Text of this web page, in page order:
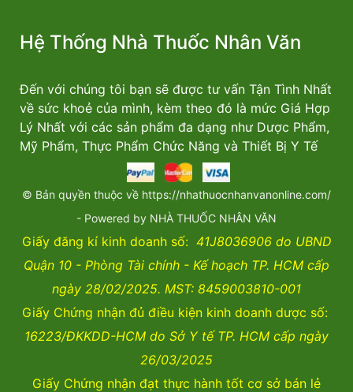
Hệ Thống Nhà Thuốc Nhân Văn
Đến với chúng tôi bạn sẽ được tư vấn Tận Tình Nhất
về sức khoẻ của mình, kèm theo đó là mức Giá Hợp
Lý Nhất với các sản phẩm đa dạng như Dược Phẩm,
Mỹ Phẩm, Thực Phẩm Chức Năng và Thiết Bị Y Tế
© Bản quyền thuộc về https://nhathuocnhanvanonline.com/
- Powered by NHÀ THUỐC NHÂN VĂN
Giấy đăng kí kinh doanh số: 41J8036906 do UBND
Quận 10 - Phòng Tài chính - Kế hoạch TP. HCM cấp
ngày 28/02/2025. MST: 8459003810-001
Giấy Chứng nhận đủ điều kiện kinh doanh dược số:
16223/ĐKKDD-HCM do Sở Y tế TP. HCM cấp ngày
26/03/2025
Giấy Chứng nhận đạt thực hành tốt cơ sở bán lẻ